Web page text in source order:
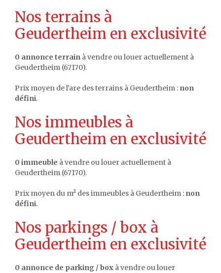
Nos terrains à
Geudertheim en exclusivité
0 annonce terrain à vendre ou louer actuellement à
Geudertheim (67170).
Prix moyen de l'are des terrains à Geudertheim : non
défini.
Nos immeubles à
Geudertheim en exclusivité
0 immeuble à vendre ou louer actuellement à
Geudertheim (67170).
Prix moyen du m² des immeubles à Geudertheim : non
défini.
Nos parkings / box à
Geudertheim en exclusivité
0 annonce de parking / box à vendre ou louer